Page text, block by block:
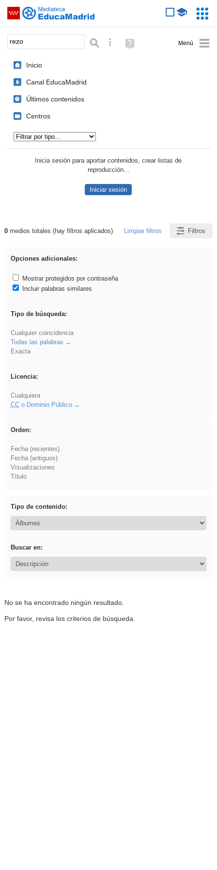
Saltar navegación
Palabra o frase: Búsqueda avanzada
Ayuda
(en
Inicio
Canal EducaMadrid
Últimos contenidos
Centros
Inicia sesión para aportar contenidos, crear listas de
reproducción...
Iniciar sesión
Resultados de: rezo
0medios totales (hay filtros aplicados) Limpiar filtros Filtros
Opciones adicionales:
Mostrar protegidos por contraseña
Incluir palabras similares
Tipo de búsqueda:
Cualquier coincidencia
Todas las palabras
Exacta
Licencia:
Cualquiera
CCo Dominio Público
Orden:
Fecha (recientes)
Fecha (antiguos)
Visualizaciones
Título
Tipo de contenido:
Buscar en:
No se ha encontrado ningún resultado.
Por favor, revisa los criterios de búsqueda.